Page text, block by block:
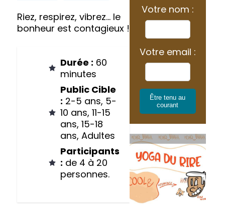
Riez, respirez, vibrez… le
bonheur est contagieux !
Durée : 60
minutes
Public Cible
: 2-5 ans, 5-
10 ans, 11-15
ans, 15-18
ans, Adultes
Participants
: de 4 à 20
personnes.
Votre nom :
Votre email :
Être tenu au
courant